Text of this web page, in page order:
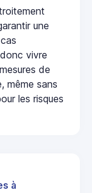
une
vivre
de
même sans
les risques
à